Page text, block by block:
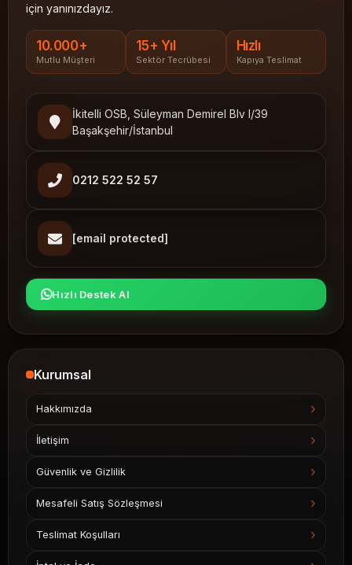
için yanınızdayız.
10.000+
Mutlu Müşteri
15+ Yıl
Sektör Tecrübesi
Hızlı
Kapıya Teslimat
İkitelli OSB, Süleyman Demirel Blv I/39
Başakşehir/İstanbul
0212 522 52 57
[email protected]
Hızlı Destek Al
Kurumsal
Hakkımızda
İletişim
Güvenlik ve Gizlilik
Mesafeli Satış Sözleşmesi
Teslimat Koşulları